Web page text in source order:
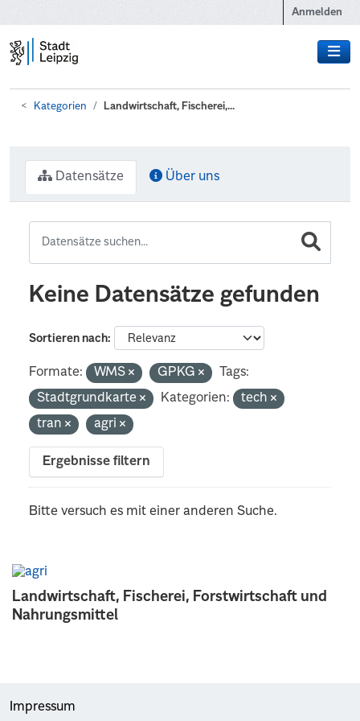
Anmelden
Kategorien Landwirtschaft, Fischerei,...
Landwirtschaft, Fischerei, Forstwirtschaft und
Nahrungsmittel
Datensätze Über uns
Keine Datensätze gefunden
Sortieren nach
Formate: WMS GPKG
Tags:
Stadtgrundkarte
Kategorien:
tech
tran
agri
Ergebnisse filtern
Bitte versuch es mit einer anderen Suche.
Impressum